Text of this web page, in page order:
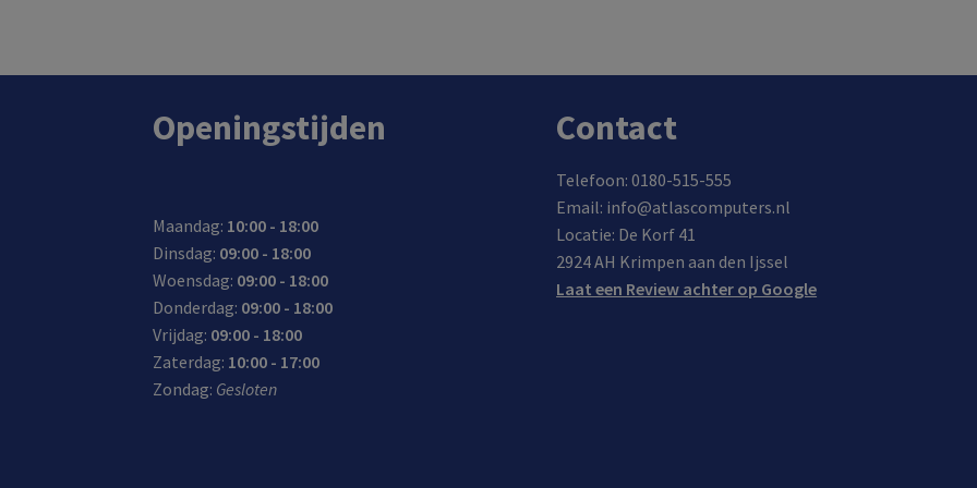
Openingstijden
Maandag: 10:00 - 18:00
Dinsdag: 09:00 - 18:00
Woensdag: 09:00 - 18:00
Donderdag: 09:00 - 18:00
Vrijdag: 09:00 - 18:00
Zaterdag: 10:00 - 17:00
Zondag: Gesloten
Contact
Telefoon: 0180-515-555
Email: info@atlascomputers.nl
Locatie: De Korf 41
2924 AH Krimpen aan den Ijssel
Laat een Review achter op Google